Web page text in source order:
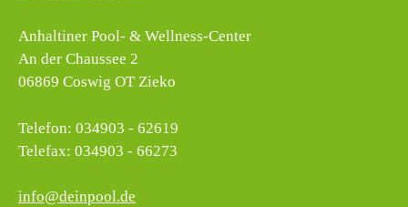
Anhaltiner Pool- & Wellness-Center
An der Chaussee 2
06869 Coswig OT Zieko
Telefon: 034903 - 62619
Telefax: 034903 - 66273
info@deinpool.de